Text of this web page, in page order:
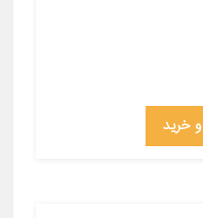
خرید